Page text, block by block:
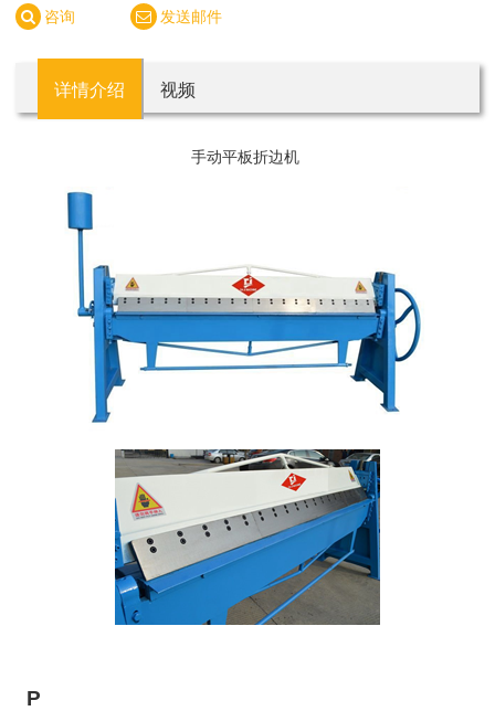
咨询 发送邮件
详情介绍 视频
手动平板折边机
P